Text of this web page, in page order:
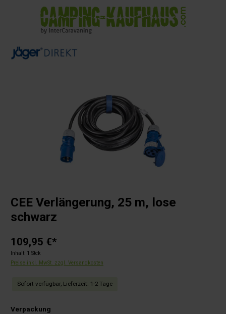
springen
CEE Verlängerung, 25 m, lose
schwarz
109,95 €*
Inhalt: 1 Stck
Preise inkl. MwSt. zzgl. Versandkosten
Sofort verfügbar, Lieferzeit: 1-2 Tage
Verpackung